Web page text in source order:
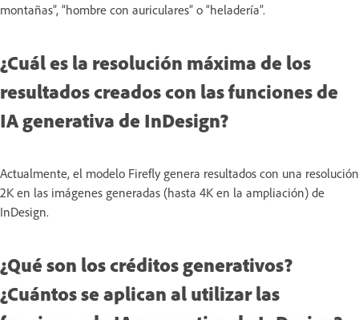
montañas”, “hombre con auriculares” o “heladería”.
¿Cuál es la resolución máxima de los
resultados creados con las funciones de
IA generativa de InDesign?
Actualmente, el modelo Firefly genera resultados con una resolución
2K en las imágenes generadas (hasta 4K en la ampliación) de
InDesign.
¿Qué son los créditos generativos?
¿Cuántos se aplican al utilizar las